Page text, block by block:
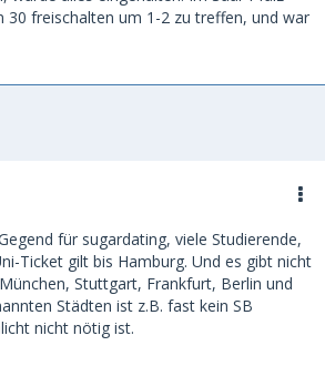
30 freischalten um 1-2 zu treffen, und war
für sugardating, viele Studierende,
Ticket gilt bis Hamburg. Und es gibt nicht
Stuttgart, Frankfurt, Berlin und
Städten ist z.B. fast kein SB
nicht nötig ist.